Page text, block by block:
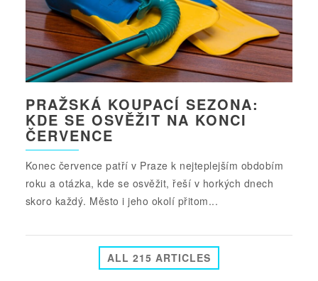
PRAŽSKÁ KOUPACÍ SEZONA:
KDE SE OSVĚŽIT NA KONCI
ČERVENCE
Konec července patří v Praze k nejteplejším obdobím
roku a otázka, kde se osvěžit, řeší v horkých dnech
skoro každý. Město i jeho okolí přitom...
ALL 215 ARTICLES